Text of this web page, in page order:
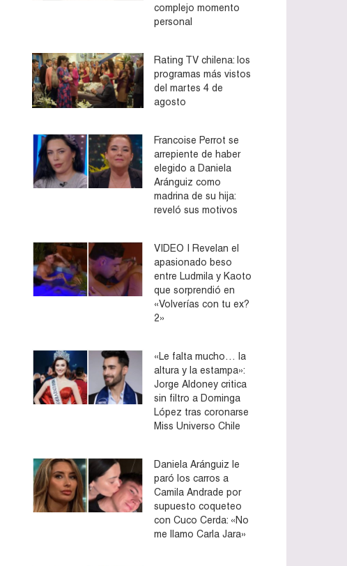
complejo momento
personal
Rating TV chilena: los
programas más vistos
del martes 4 de
agosto
Francoise Perrot se
arrepiente de haber
elegido a Daniela
Aránguiz como
madrina de su hija:
reveló sus motivos
VIDEO | Revelan el
apasionado beso
entre Ludmila y Kaoto
que sorprendió en
«Volverías con tu ex?
2»
«Le falta mucho… la
altura y la estampa»:
Jorge Aldoney critica
sin filtro a Dominga
López tras coronarse
Miss Universo Chile
Daniela Aránguiz le
paró los carros a
Camila Andrade por
supuesto coqueteo
con Cuco Cerda: «No
me llamo Carla Jara»